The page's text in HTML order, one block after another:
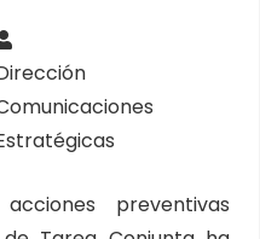
preventivas